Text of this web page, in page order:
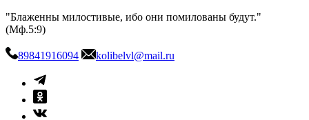
Skip
to
"Блаженны милостивые, ибо они помилованы будут."
(Мф.5:9)
89841916094 kolibelvl@mail.ru